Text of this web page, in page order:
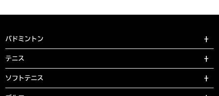
バドミントン
テニス
ソフトテニス